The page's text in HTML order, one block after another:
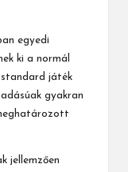
egyedi
ki a normál
játék
gyakran
jellemzően